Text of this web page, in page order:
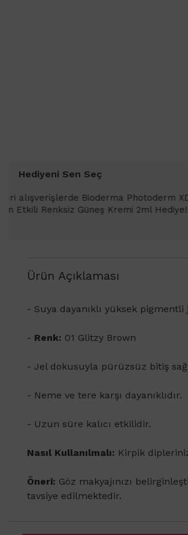
Hediyeni Sen Seç
1000 TL ve üzeri
SPF 50+
Ürün Açıklaması
- Suya dayanıklı yüksek
- Renk: 01 Glitzy Brown
- Jel dokusuyla pürüzsüz bitiş
- Neme ve tere karşı dayanıklıdır.
- Uzun süre kalıcı etkilidir.
Nasıl Kullanılmalı: Kirpik
Öneri: Göz makyajınızı
tavsiye edilmektedir.